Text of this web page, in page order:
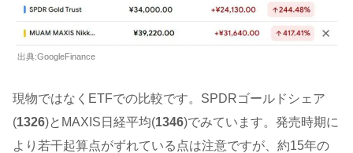
出典:GoogleFinance
現物ではなくETFでの比較です。SPDRゴールドシェア
(1326)とMAXIS日経平均(1346)でみています。発売時期に
より若干起算点がずれている点は注意ですが、約15年の